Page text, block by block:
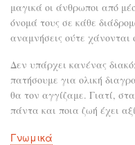
μαγικά οι άνθρωποι από
όνομά τους σε κάθε
αναμνήσεις ούτε χάνονται
Δεν υπάρχει κανένας
πατήσουμε για ολική
θα τον αγγίζαμε. Γιατί,
πάντα και ποια ζωή έχει
Γνωμικά